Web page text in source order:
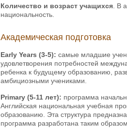
Количество и возраст учащихся . В
национальность.
Академическая подготовка
Early Years (3-5): самые младшие
удовлетворения потребностей
ребенка к будущему образованию,
амбициозными учениками.
Primary (5-11 лет): программа
Английская национальная учебная
образованию. Эта структура
программа разработана таким